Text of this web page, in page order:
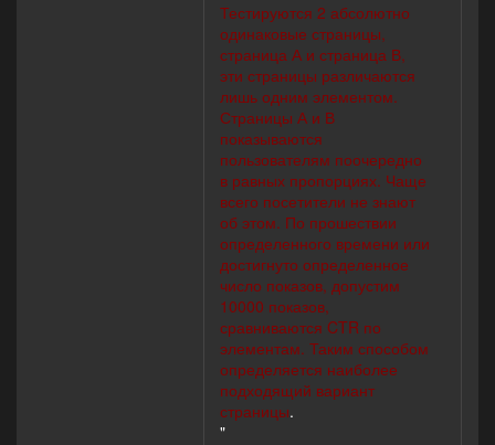
Тестируются 2 абсолютно
одинаковые страницы,
страница А и страница В,
эти страницы различаются
лишь одним элементом.
Страницы А и В
показываются
пользователям поочередно
в равных пропорциях. Чаще
всего посетители не знают
об этом. По прошествии
определенного времени или
достигнуто определенное
число показов, допустим
10000 показов,
сравниваются CTR по
элементам. Таким способом
определяется наиболее
подходящий вариант
страницы.
"